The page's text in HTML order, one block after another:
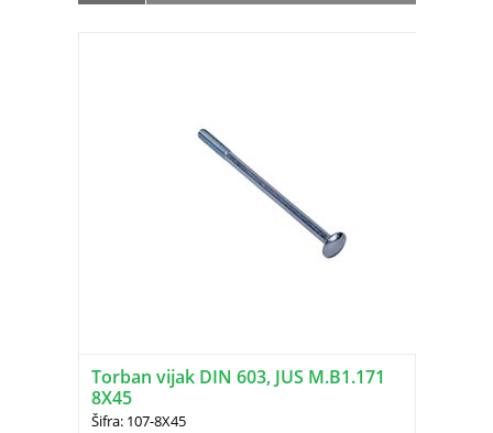
Torban vijak DIN 603, JUS M.B1.171
8X45
Šifra: 107-8X45